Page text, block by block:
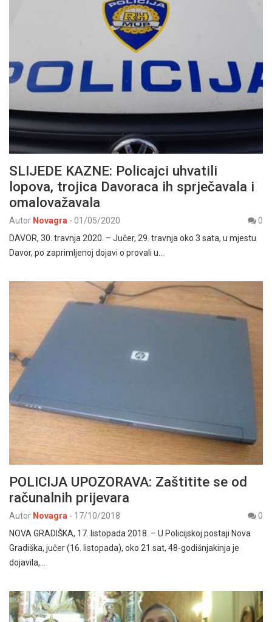
SLIJEDE KAZNE: Policajci uhvatili
lopova, trojica Davoraca ih sprječavala i
omalovažavala
Autor Novagra - 01/05/2020
0
DAVOR, 30. travnja 2020. – Jučer, 29. travnja oko 3 sata, u mjestu
Davor, po zaprimljenoj dojavi o provali u…
POLICIJA UPOZORAVA: Zaštitite se od
računalnih prijevara
Autor Novagra - 17/10/2018
0
NOVA GRADIŠKA, 17. listopada 2018. – U Policijskoj postaji Nova
Gradiška, jučer (16. listopada), oko 21 sat, 48-godišnjakinja je
dojavila,…